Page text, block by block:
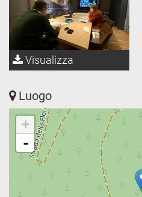
Visualizza
Luogo
+
-